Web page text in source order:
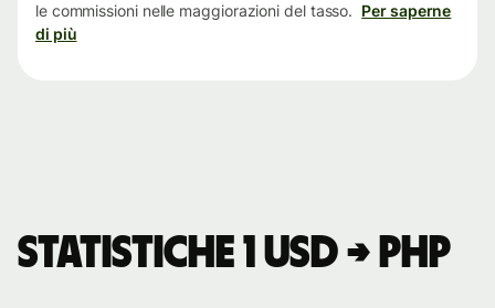
le commissioni nelle maggiorazioni del tasso. Per saperne
di più
Statistiche 1 USD → PHP